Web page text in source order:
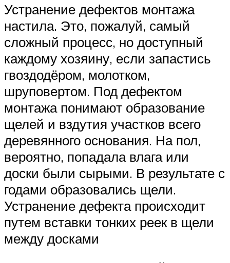
Устранение дефектов монтажа
настила. Это, пожалуй, самый
сложный процесс, но доступный
каждому хозяину, если запастись
гвоздодёром, молотком,
шруповертом. Под дефектом
монтажа понимают образование
щелей и вздутия участков всего
деревянного основания. На пол,
вероятно, попадала влага или
доски были сырыми. В результате с
годами образовались щели.
Устранение дефекта происходит
путем вставки тонких реек в щели
между досками